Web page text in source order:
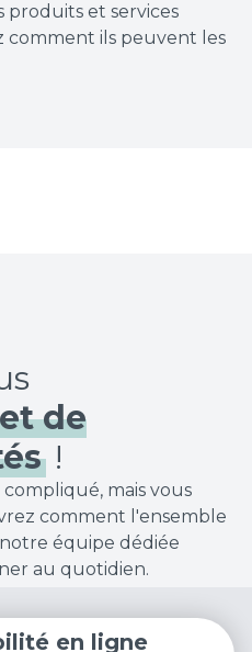
produits et services
comment ils peuvent les
de
!
mais vous
comment l'ensemble
équipe dédiée
au quotidien.
en ligne